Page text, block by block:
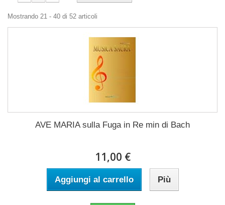
Mostrando 21 - 40 di 52 articoli
AVE MARIA sulla Fuga in Re min di Bach
11,00 €
Aggiungi al carrello Più